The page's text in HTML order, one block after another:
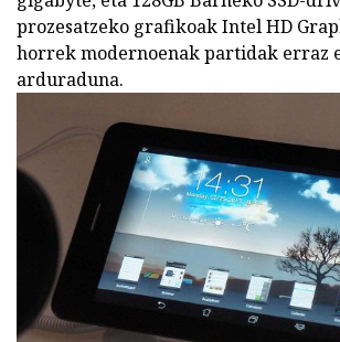
prozesatzeko grafikoak Intel HD
horrek modernoenak partidak erraz
arduraduna.